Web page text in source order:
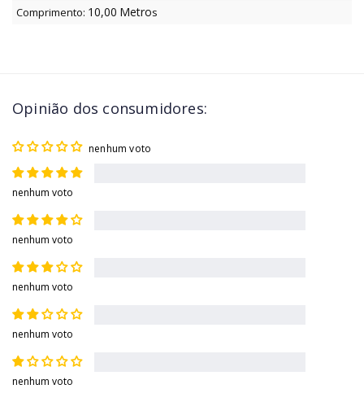
Comprimento: 10,00 Metros
Opinião dos consumidores:
nenhum voto
nenhum voto
nenhum voto
nenhum voto
nenhum voto
nenhum voto